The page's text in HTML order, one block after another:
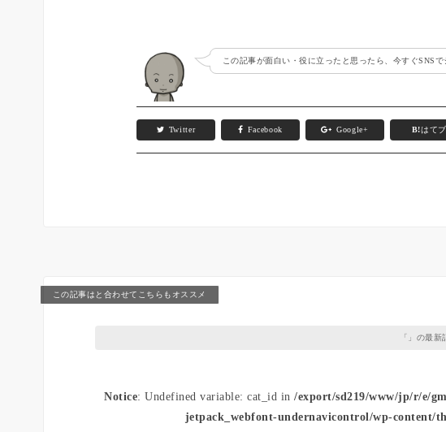
この記事が面白い・役に立ったと思ったら、今すぐSNSで
Twitter Facebook Google+ B!はてブ
この記事はと合わせてこちらもオススメ
「」の最新
Notice: Undefined variable: cat_id in/export/sd219/www/jp/r/e/
jetpack_webfont-undernavicontrol/wp-content/